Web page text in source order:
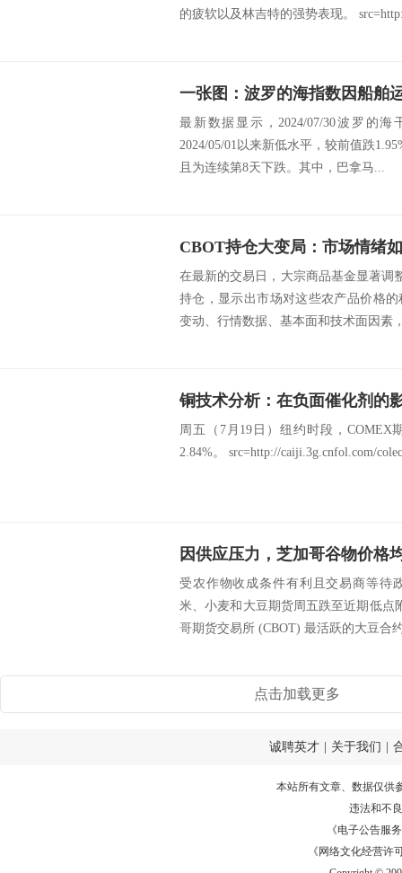
的疲软以及林吉特的强势表现。
一张图：波罗的海指数因船舶
最新数据显示，2024/07/30波罗的
2024/05/01以来新低水平，较前值跌
且为连续第8天下跌。其中，巴拿马...
在最新的交易日，大宗商品基金显著调
持仓，显示出市场对这些农产品价格
变动、行情数据、基本面和技术面因素
铜技术分析：在负面催化剂的
周五（7月19日）纽约时段，COMEX
2.84%。 src=http://caiji.3g.cnfol.com/
因供应压力，芝加哥谷物价格
受农作物收成条件有利且交易商等待
米、小麦和大豆期货周五跌至近期低点
哥期货交易所 (CBOT) 最活跃的大豆合
点击加载更多
诚聘英才 关于我们
本站所有文章、数据仅供
违法和不
《电子公告服务
《网络文化经营许